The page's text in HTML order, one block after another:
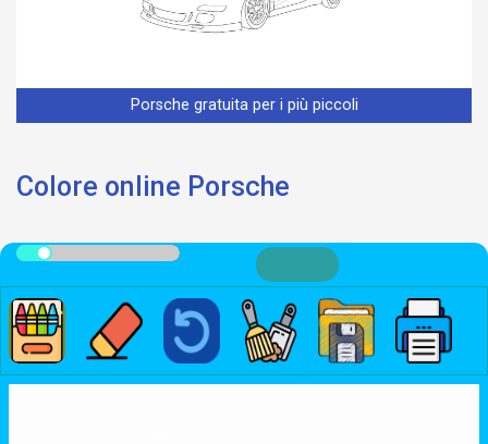
Porsche gratuita per i più piccoli
Colore online Porsche